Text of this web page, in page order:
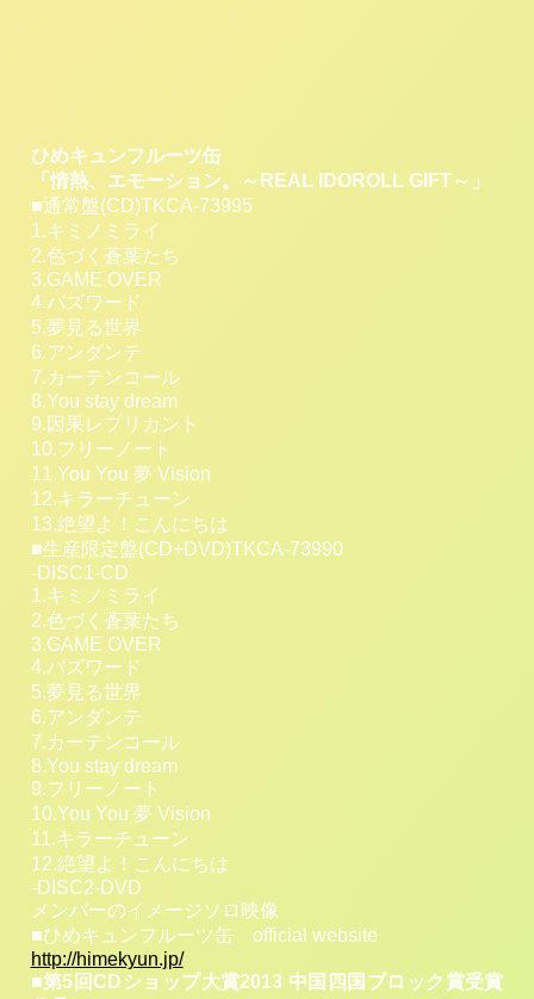
ひめキュンフルーツ缶
「情熱、エモーション。～REAL IDOROLL GIFT～」
■通常盤(CD)TKCA-73995
1.キミノミライ
2.色づく蒼葉たち
3.GAME OVER
4.バズワード
5.夢見る世界
6.アンダンテ
7.カーテンコール
8.You stay dream
9.因果レプリカント
10.フリーノート
11.You You 夢 Vision
12.キラーチューン
13.絶望よ！こんにちは
■生産限定盤(CD+DVD)TKCA-73990
-DISC1-CD
1.キミノミライ
2.色づく蒼葉たち
3.GAME OVER
4.バズワード
5.夢見る世界
6.アンダンテ
7.カーテンコール
8.You stay dream
9.フリーノート
10.You You 夢 Vision
11.キラーチューン
12.絶望よ！こんにちは
-DISC2-DVD
メンバーのイメージソロ映像
■ひめキュンフルーツ缶 official website
http://himekyun.jp/
■第5回CDショップ大賞2013 中国四国ブロック賞受賞